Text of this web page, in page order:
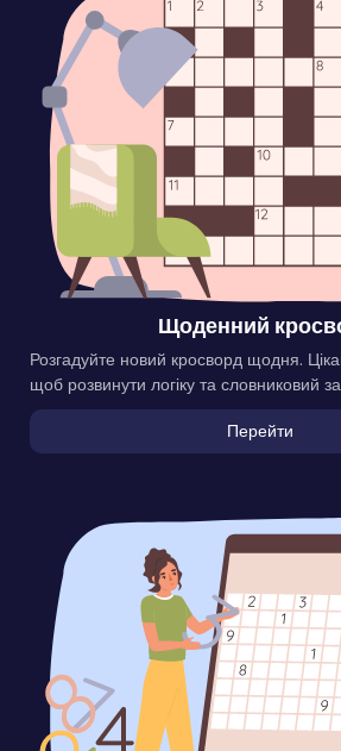
Щоденний
Розгадуйте новий кросворд щодня.
щоб розвинути логіку та словниковий
Перейти